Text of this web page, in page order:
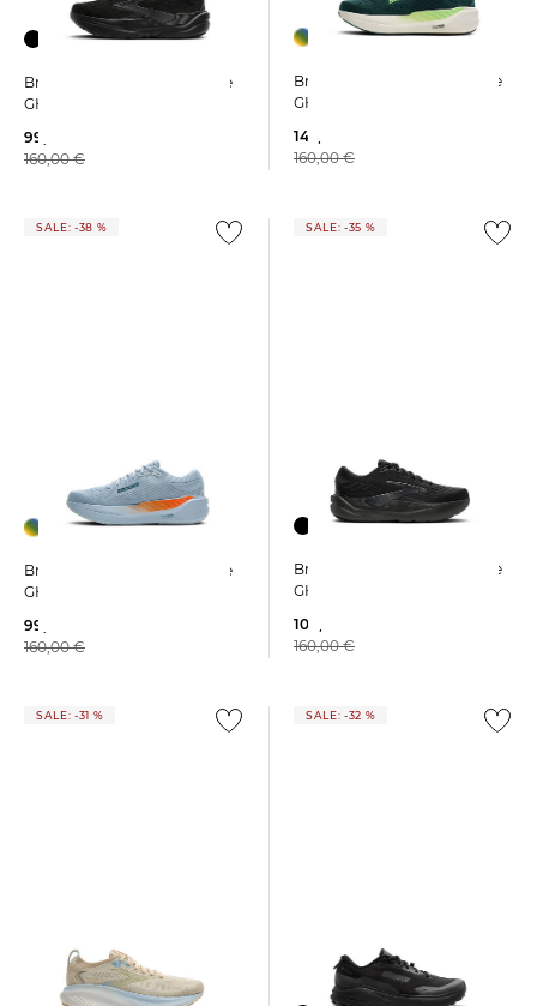
Brooks | Herren Laufschuhe
GHOST MAX 3
99,99 €
160,00 €
Brooks | Herren Laufschuhe
GHOST MAX 3
142,15 €
160,00 €
SALE: -38 %
Brooks | Herren Laufschuhe
GHOST MAX 3
99,99 €
160,00 €
SALE: -35 %
Brooks | Herren Laufschuhe
GHOST MAX 3 2E - breit
104,35 €
160,00 €
SALE: -31 % SALE: -32 %